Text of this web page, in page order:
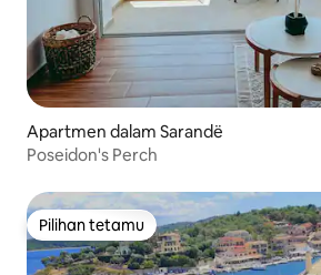
Apartmen dalam Sarandë
Poseidon's Perch
Pilihan tetamu
Pilihan tetamu